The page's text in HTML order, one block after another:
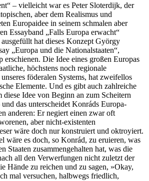
– vielleicht war es Peter Sloterdijk, der
aber dem Realismus und
Europaidee in seinem schmalen aber
Essayband „Falls Europa erwacht“
hat dieses Konzept György
„Europa und die Nationalstaaten“,
erschienen. Die Idee eines großen Europas
höchstens noch regionale
föderalen Systems, hat zweifellos
Elemente. Und es gibt auch zahlreiche
diese Idee von Beginn an zum Scheitern
das unterscheidet Konráds Europa-
anderen: Er negiert einen zwar oft
aber nicht-existenten
wäre doch nur konstruiert und oktroyiert.
wäre es doch, so Konrád, zu eruieren, was
Staaten zusammengehalten hat, was die
all den Verwerfungen nicht zuletzt der
Hände zu reichen und zu sagen, »Okay,
mal versuchen, halbwegs friedlich,